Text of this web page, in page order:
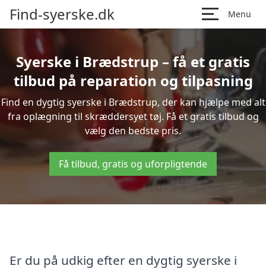
Find-syerske.dk Menu
Syerske i Brædstrup – få et gratis
tilbud på reparation og tilpasning
Find en dygtig syerske i Brædstrup, der kan hjælpe med alt
fra oplægning til skræddersyet tøj. Få et gratis tilbud og
vælg den bedste pris.
Få tilbud, gratis og uforpligtende
Er du på udkig efter en dygtig syerske i